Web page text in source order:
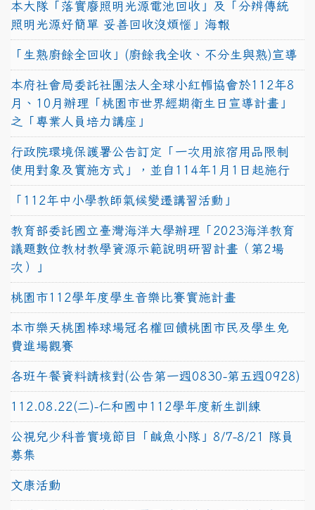
本大隊「落實廢照明光源電池回收」及「分辨傳統
照明光源好簡單 妥善回收沒煩惱」海報
「生熟廚餘全回收」(廚餘我全收、不分生與熟)宣導
本府社會局委託社團法人全球小紅帽協會於112年8
月、10月辦理「桃園市世界經期衛生日宣導計畫」
之「專業人員培力講座」
行政院環境保護署公告訂定「一次用旅宿用品限制
使用對象及實施方式」，並自114年1月1日起施行
「112年中小學教師氣候變遷講習活動」
教育部委託國立臺灣海洋大學辦理「2023海洋教育
議題數位教材教學資源示範說明研習計畫（第2場
次）」
桃園市112學年度學生音樂比賽實施計畫
本市樂天桃園棒球場冠名權回饋桃園市民及學生免
費進場觀賽
各班午餐資料請核對(公告第一週0830-第五週0928)
112.08.22(二)-仁和國中112學年度新生訓練
公視兒少科普實境節目「鹹魚小隊」8/7-8/21 隊員
募集
文康活動